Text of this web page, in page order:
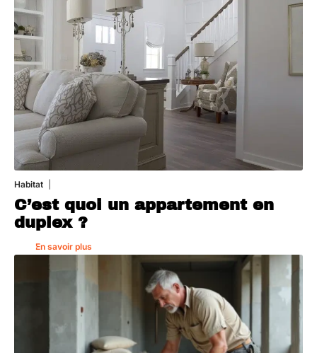
Habitat
C’est quoi un appartement en
duplex ?
En savoir plus